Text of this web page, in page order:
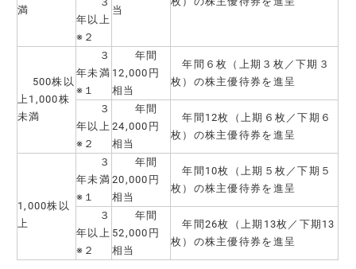
満
当
年以上
※２
500株以
上1,000株
未満
３
年未満
※１
年間
12,000円
相当
年間６枚（上期３枚／下期３
枚）の株主優待券を進呈
３
年以上
※２
年間
24,000円
相当
年間12枚（上期６枚／下期６
枚）の株主優待券を進呈
1,000株以
上
３
年未満
※１
年間
20,000円
相当
年間10枚（上期５枚／下期５
枚）の株主優待券を進呈
３
年以上
※２
年間
52,000円
相当
年間26枚（上期13枚／下期13
枚）の株主優待券を進呈